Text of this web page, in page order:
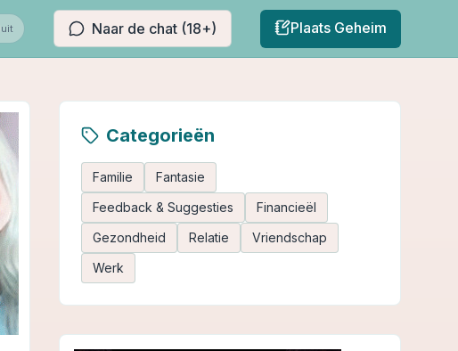
uit Naar de chat (18+) Plaats Geheim
Categorieën
Familie
Fantasie
Feedback & Suggesties
Financieël
Gezondheid
Relatie
Vriendschap
Werk